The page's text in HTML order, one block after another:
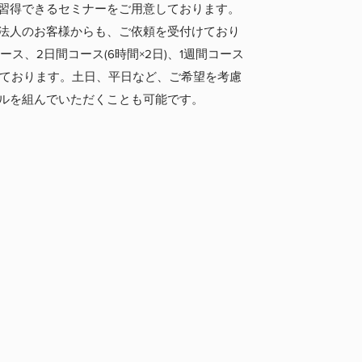
得できるセミナーをご用意しております。
人のお客様からも、ご依頼を受付けており
ス、2日間コース(6時間×2日)、1週間コース
おります。土日、平日など、ご希望を考慮
を組んでいただくことも可能です。